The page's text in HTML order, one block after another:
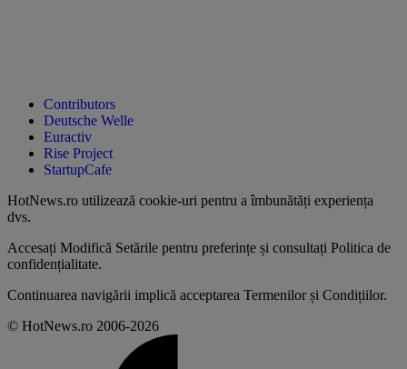
Contributors
Deutsche Welle
Euractiv
Rise Project
StartupCafe
HotNews.ro utilizează cookie-uri pentru a îmbunătăți experiența
dvs.
Accesați Modifică Setările pentru preferințe și consultați Politica de
confidențialitate.
Continuarea navigării implică acceptarea Termenilor și Condițiilor.
© HotNews.ro 2006-2026